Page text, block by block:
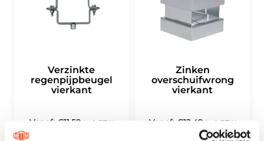
Verzinkte
regenpijpbeugel
vierkant
Vanaf: €11,59 Incl. BTW
Zinken
overschuifwrong
vierkant
Vanaf: €12,49 Incl. BTW